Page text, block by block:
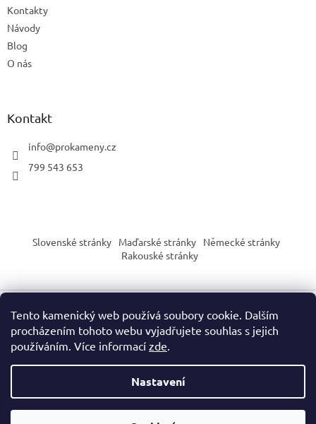
Tento kamenický web používá soubory cookie. Dalším
procházením tohoto webu vyjadřujete souhlas s jejich
používáním. Více informací zde.
Nastavení
Kontakty
Návody
Blog
O nás
Kontakt
info@prokameny.cz
799 543 653
Slovenské stránky Maďarské stránky
Německé stránky
Rakouské stránky
Vytvořil Shoptet
Copyright 2026PROkameny.cz. Všechna práva vyhrazena.
Upozornění dle nařízení EU o bezpečnosti výrobků (GPSR):